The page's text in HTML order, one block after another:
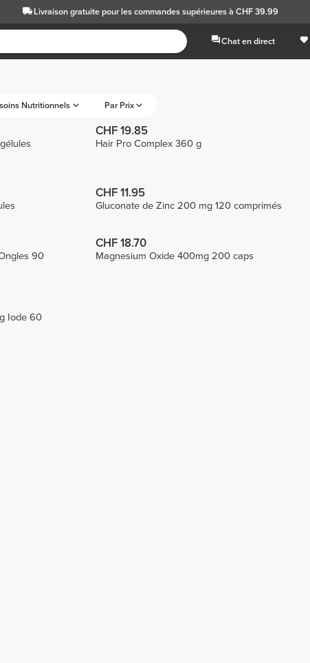
Livraison gratuitepour les commandes supérieures à CHF 39.99
Chat en direct
Nutritionnels Par Prix
CHF 19.85
Hair Pro Complex 360 g
CHF 11.95
Gluconate de Zinc 200 mg 120 comprimés
90
CHF 18.70
Magnesium Oxide 400mg 200 caps
Iode 60